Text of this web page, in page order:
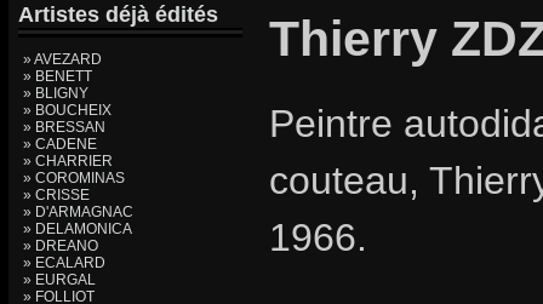
Artistes déjà édités
» AVEZARD
» BENETT
» BLIGNY
» BOUCHEIX
» BRESSAN
» CADENE
» CHARRIER
» COROMINAS
» CRISSE
» D'ARMAGNAC
» DELAMONICA
» DREANO
» ECALARD
» EURGAL
» FOLLIOT
Thierry
Peintre
couteau,
1966.